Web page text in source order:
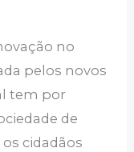
no
pelos novos
tem por
de
cidadãos